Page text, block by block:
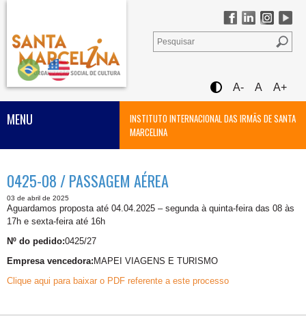
A- A A+
INSTITUTO INTERNACIONAL DAS IRMÃS DE SANTA
MARCELINA
MENU
0425-08 / PASSAGEM AÉREA
03 de abril de 2025
Aguardamos proposta até 04.04.2025 – segunda à quinta-feira das 08 às
17h e sexta-feira até 16h
Nº do pedido:0425/27
Empresa vencedora: MAPEI VIAGENS E TURISMO
Clique aqui para baixar o PDF referente a este processo